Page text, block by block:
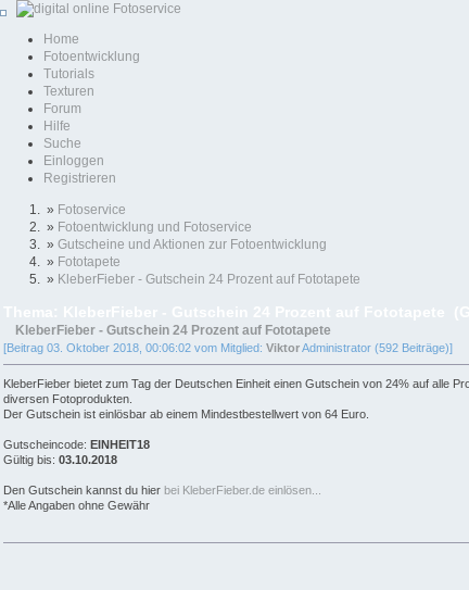
Home
Fotoentwicklung
Tutorials
Texturen
Forum
Hilfe
Suche
Einloggen
Registrieren
» Fotoservice
» Fotoentwicklung und Fotoservice
» Gutscheine und Aktionen zur Fotoentwicklung
» Fototapete
» KleberFieber - Gutschein 24 Prozent auf Fototapete
KleberFieber - Gutschein 24 Prozent auf Fototapete
[Beitrag 03. Oktober 2018, 00:06:02 vom Mitglied: ViktorAdministrator (592 Beiträge)]
KleberFieber bietet zum Tag der Deutschen Einheit einen Gutschein von 24% auf alle
diversen Fotoprodukten.
Der Gutschein ist einlösbar ab einem Mindestbestellwert von 64 Euro.
Gutscheincode: EINHEIT18
Gültig bis: 03.10.2018
Den Gutschein kannst du hier bei KleberFieber.de einlösen...
*Alle Angaben ohne Gewähr